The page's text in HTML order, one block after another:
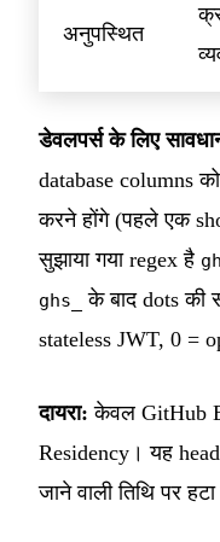
अनुपस्थित
डेवलपर्स के लिए
database columns
करने होंगे (पहले एक
सुझाया गया regex है
ghs_
के बाद dots की
stateless JWT, 0 =
दायरा: केवल GitHub
Residency। यह
जाने वाली तिथि पर हटा